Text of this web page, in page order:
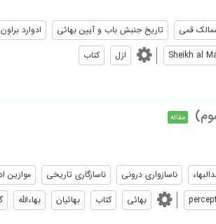
قمی تاریخ جنبش باب و آیین بهائی ادوارد براون
Sheikh al ازل کتاب
مقاله
ناسازواری درونی ناسازگاری تاریخی موازین
بهائی کتاب بهائیان بهاءالله